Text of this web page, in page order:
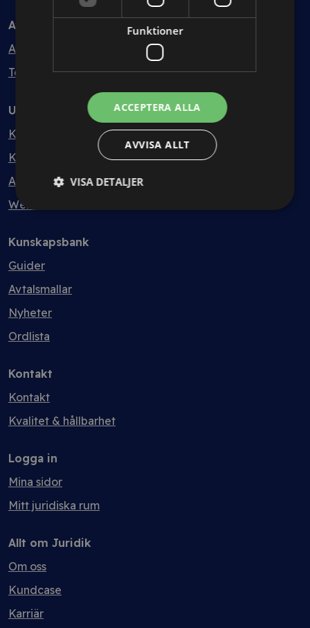
Avtal
Avtalshantering
Testa kostnadsfritt
Utbildning
Kurser
Kurspaket
Abonnemang
Webbinarium
Kunskapsbank
Guider
Avtalsmallar
Nyheter
Ordlista
Kontakt
Kontakt
Kvalitet & hållbarhet
Logga in
Mina sidor
Mitt juridiska rum
Allt om Juridik
Om oss
Kundcase
Karriär
Funktioner
ACCEPTERA ALLA
AVVISA ALLT
VISA DETALJER